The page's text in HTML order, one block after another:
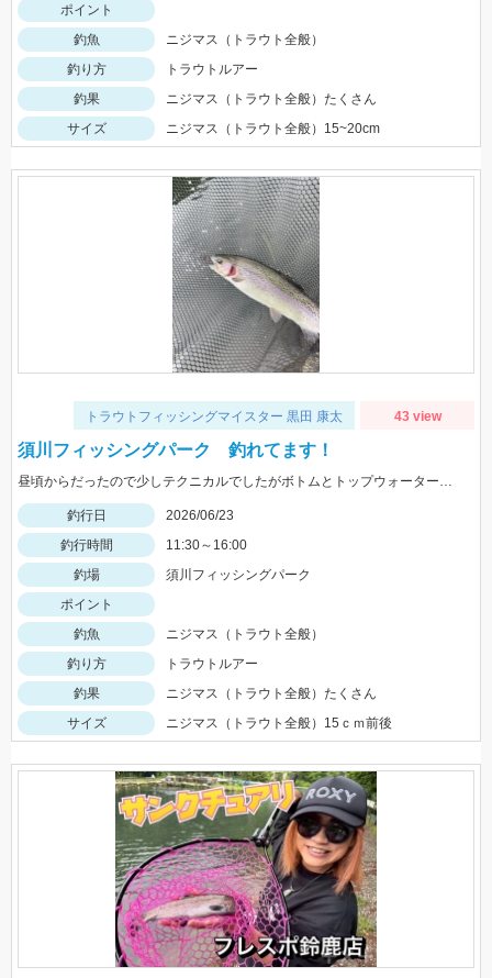
ポイント
釣魚
ニジマス（トラウト全般）
釣り方
トラウトルアー
釣果
ニジマス（トラウト全般）たくさん
サイズ
ニジマス（トラウト全般）15~20cm
トラウトフィッシングマイスター 黒田 康太 43 view
須川フィッシングパーク 釣れてます！
釣行日
2026/06/23
釣行時間
11:30～16:00
釣場
須川フィッシングパーク
ポイント
釣魚
ニジマス（トラウト全般）
釣り方
トラウトルアー
釣果
ニジマス（トラウト全般）たくさん
サイズ
ニジマス（トラウト全般）15ｃｍ前後